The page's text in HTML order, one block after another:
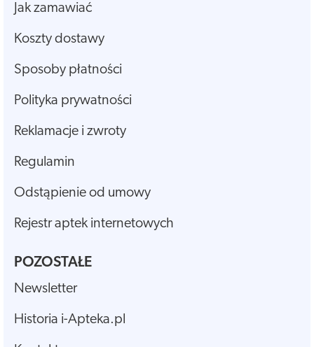
Jak zamawiać
Koszty dostawy
Sposoby płatności
Polityka prywatności
Reklamacje i zwroty
Regulamin
Odstąpienie od umowy
Rejestr aptek internetowych
POZOSTAŁE
Newsletter
Historia i-Apteka.pl